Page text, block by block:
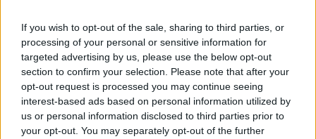
If you wish to opt-out of the sale, sharing to third parties, or
processing of your personal or sensitive information for
targeted advertising by us, please use the below opt-out
section to confirm your selection. Please note that after your
opt-out request is processed you may continue seeing
interest-based ads based on personal information utilized by
us or personal information disclosed to third parties prior to
your opt-out. You may separately opt-out of the further
Žinios | Sportas
00:02:22
Pirmoji Ballų realybės šou serija Lietuvoje: įtartinai
žiūrėjo net į maistą
Žinios | Sportas